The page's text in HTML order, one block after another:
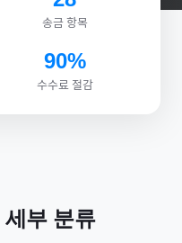
송금 항목
90%
수수료 절감
세부 분류